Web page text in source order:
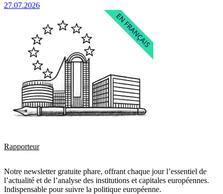
27.07.2026
Rapporteur
Notre newsletter gratuite phare, offrant chaque jour l’essentiel de
l’actualité et de l’analyse des institutions et capitales européennes.
Indispensable pour suivre la politique européenne.